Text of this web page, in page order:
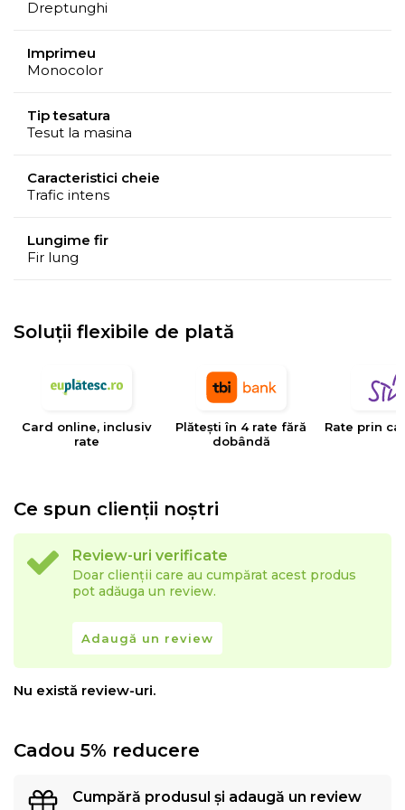
Dreptunghi
Imprimeu
Monocolor
Tip tesatura
Tesut la masina
Caracteristici cheie
Trafic intens
Lungime fir
Fir lung
Soluții flexibile de plată
Card online, inclusiv
rate
Plătești în 4 rate fără
dobândă
Rate prin
Ce spun clienții noștri
Review-uri verificate
Doar clienții care au cumpărat acest produs
pot adăuga un review.
Adaugă un review
Nu există review-uri.
Cadou 5% reducere
Cumpără produsul și adaugă un review